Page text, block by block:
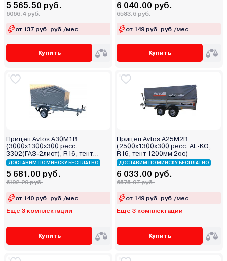
5 565.50 руб.
6066.4 руб.
от 137 руб. руб./мес.
Купить
6 040.00 руб.
6583.6 руб.
от 149 руб. руб./мес.
Купить
Прицеп Avtos А30М1В
(3000х1300х300 ресс.
3302(ГАЗ-2лист), R16, тент
400мм)
ДОСТАВИМ ПО МИНСКУ БЕСПЛАТНО
5 681.00 руб.
6192.29 руб.
от 140 руб. руб./мес.
Еще 3 комплектации
Купить
Прицеп Avtos А25М2В
(2500х1300х300 ресс. AL-KO,
R16, тент 1200мм 2ос)
ДОСТАВИМ ПО МИНСКУ БЕСПЛАТНО
6 033.00 руб.
6575.97 руб.
от 149 руб. руб./мес.
Еще 3 комплектации
Купить